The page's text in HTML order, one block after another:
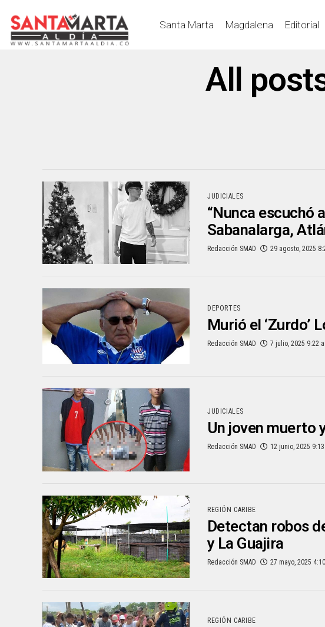
Santa Marta Magdalena Editorial
All
JUDICIALES
“Nunca escuchó
Sabanalarga,
Redacción SMAD 29 agosto, 2025
DEPORTES
Murió el ‘Zurdo’
Redacción SMAD 7 julio, 2025 9:22
JUDICIALES
Un joven muerto
Redacción SMAD 12 junio, 2025
REGIÓN CARIBE
Detectan robos
y La Guajira
Redacción SMAD 27 mayo, 2025
REGIÓN CARIBE